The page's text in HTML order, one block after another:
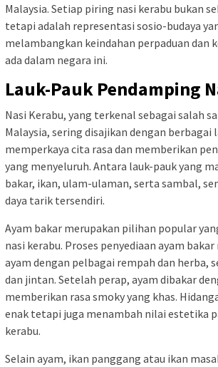
Malaysia. Setiap piring nasi kerabu bukan
tetapi adalah representasi sosio-budaya
melambangkan keindahan perpaduan dan
ada dalam negara ini.
Lauk-Pauk Pendamping
Nasi Kerabu, yang terkenal sebagai salah
Malaysia, sering disajikan dengan berbagai
memperkaya cita rasa dan memberikan
yang menyeluruh. Antara lauk-pauk yang
bakar, ikan, ulam-ulaman, serta sambal,
daya tarik tersendiri.
Ayam bakar merupakan pilihan popular
nasi kerabu. Proses penyediaan ayam
ayam dengan pelbagai rempah dan herba,
dan jintan. Setelah perap, ayam dibakar
memberikan rasa smoky yang khas.
enak tetapi juga menambah nilai estetika
kerabu.
Selain ayam, ikan panggang atau ikan